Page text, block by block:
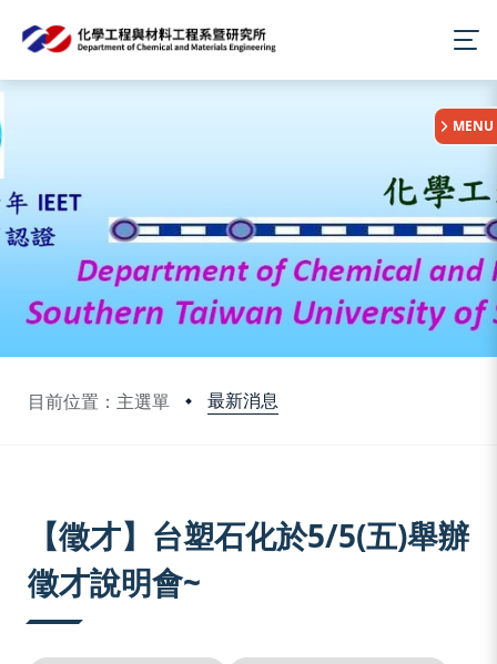
目前位置：主選單 最新消息
:::
MENU
【徵才】台塑石化於5/5(五)舉辦
徵才說明會~